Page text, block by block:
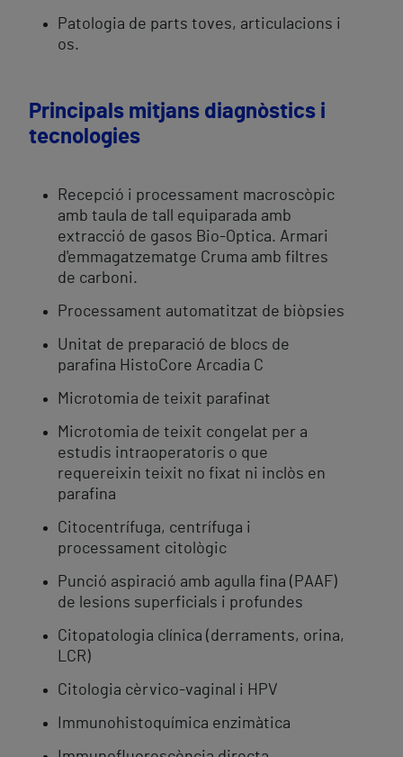
Patologia de parts toves, articulacions i
os.
Principals mitjans diagnòstics i
tecnologies
Recepció i processament macroscòpic
amb taula de tall equiparada amb
extracció de gasos Bio-Optica. Armari
d'emmagatzematge Cruma amb filtres
de carboni.
Processament automatitzat de biòpsies
Unitat de preparació de blocs de
parafina HistoCore Arcadia C
Microtomia de teixit parafinat
Microtomia de teixit congelat per a
estudis intraoperatoris o que
requereixin teixit no fixat ni inclòs en
parafina
Citocentrífuga, centrífuga i
processament citològic
Punció aspiració amb agulla fina (PAAF)
de lesions superficials i profundes
Citopatologia clínica (derraments, orina,
LCR)
Citologia cèrvico-vaginal i HPV
Immunohistoquímica enzimàtica